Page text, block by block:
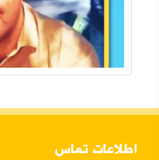
اطلاعات تماس